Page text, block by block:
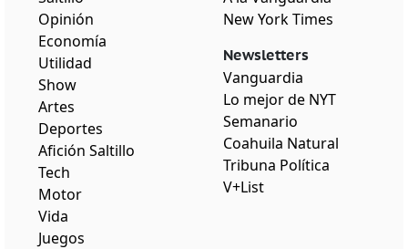
Opinión
Economía
Utilidad
Show
Artes
Deportes
Afición Saltillo
Tech
Motor
Vida
Juegos
New York Times
Newsletters
Vanguardia
Lo mejor de NYT
Semanario
Coahuila Natural
Tribuna Política
V+List